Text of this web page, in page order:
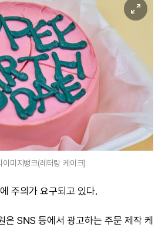
미지뱅크(레터링 케이크)
주의가 요구되고 있다.
은 SNS 등에서 광고하는 주문 제작 케